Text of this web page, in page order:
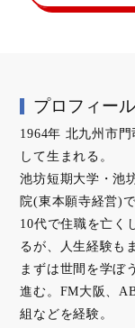
プロフィール
1964年 北九州市
して生まれる。
池坊短期大学・池
院(東本願寺経営)
10代で住職を亡く
るが、人生経験も
まずは世間を学ぼ
進む。FM大阪、
組などを経験。